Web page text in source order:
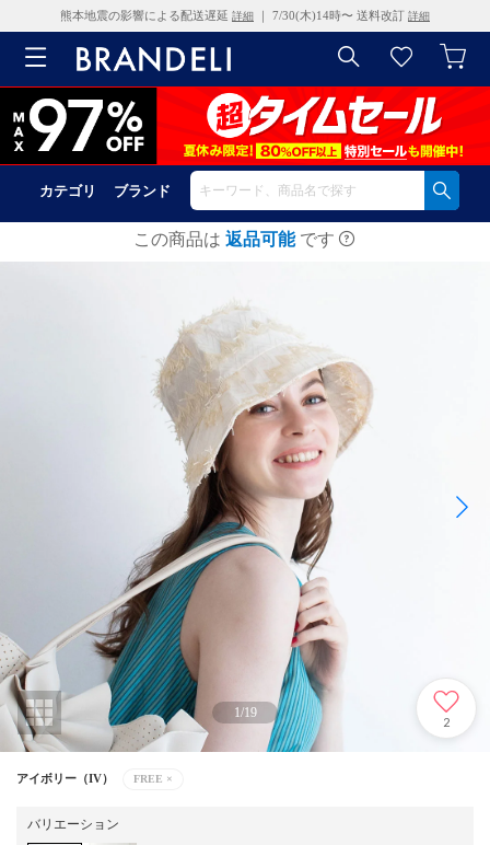
熊本地震の影響による配送遅延 詳細 ｜ 7/30(木)14時〜 送料改訂 詳細
カテゴリ ブランド
この商品は 返品可能 です
1/19
2
アイボリー（IV） FREE ×
バリエーション